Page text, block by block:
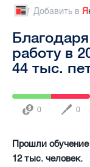
Добавить в Я
работу в
44 тыс.
0 0
Прошли
12 тыс. человек.